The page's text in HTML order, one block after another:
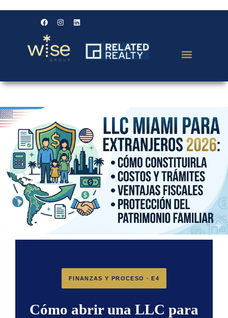
FINANZAS Y PROCESO · E4
Cómo abrir una LLC para